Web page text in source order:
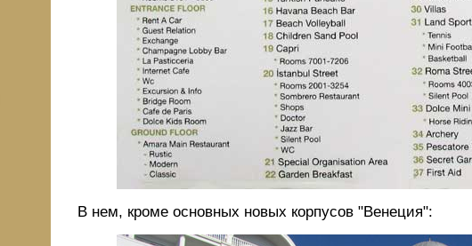
В нем, кроме основных новых корпусов "Венеция":